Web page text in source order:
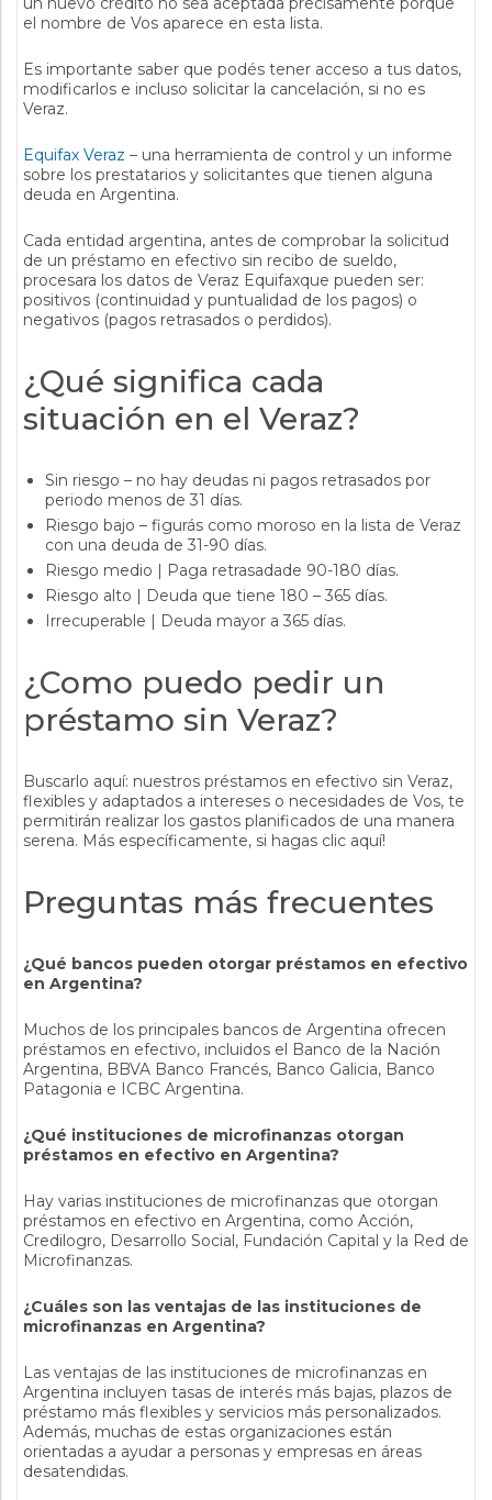
el nombre de Vos aparece en esta lista.
Es importante saber que podés tener acceso a tus datos,
modificarlos e incluso solicitar la cancelación, si no es
Veraz.
Equifax Veraz – una herramienta de control y un informe
sobre los prestatarios y solicitantes que tienen alguna
deuda en Argentina.
Cada entidad argentina, antes de comprobar la solicitud
de un préstamo en efectivo sin recibo de sueldo,
procesara los datos de Veraz Equifaxque pueden ser:
positivos (continuidad y puntualidad de los pagos) o
negativos (pagos retrasados ​​o perdidos).
¿Qué significa cada
situación en el Veraz?
Sin riesgo – no hay deudas ni pagos retrasados por
periodo menos de 31 días.
Riesgo bajo – figurás como moroso en la lista de Veraz
con una deuda de 31-90 días.
Riesgo medio | Paga retrasadade 90-180 días.
Riesgo alto | Deuda que tiene 180 – 365 días.
Irrecuperable | Deuda mayor a 365 días.
¿Como puedo pedir un
préstamo sin Veraz?
Buscarlo aquí: nuestros préstamos en efectivo sin Veraz,
flexibles y adaptados a intereses o necesidades de Vos, te
permitirán realizar los gastos planificados de una manera
serena. Más específicamente, si hagas clic aquí!
Preguntas más frecuentes
¿Qué bancos pueden otorgar préstamos en efectivo
en Argentina?
Muchos de los principales bancos de Argentina ofrecen
préstamos en efectivo, incluidos el Banco de la Nación
Argentina, BBVA Banco Francés, Banco Galicia, Banco
Patagonia e ICBC Argentina.
¿Qué instituciones de microfinanzas otorgan
préstamos en efectivo en Argentina?
Hay varias instituciones de microfinanzas que otorgan
préstamos en efectivo en Argentina, como Acción,
Credilogro, Desarrollo Social, Fundación Capital y la Red de
Microfinanzas.
¿Cuáles son las ventajas de las instituciones de
microfinanzas en Argentina?
Las ventajas de las instituciones de microfinanzas en
Argentina incluyen tasas de interés más bajas, plazos de
préstamo más flexibles y servicios más personalizados.
Además, muchas de estas organizaciones están
orientadas a ayudar a personas y empresas en áreas
desatendidas.